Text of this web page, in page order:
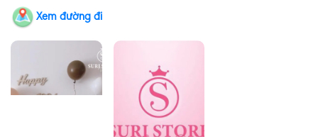
Xem đường đi